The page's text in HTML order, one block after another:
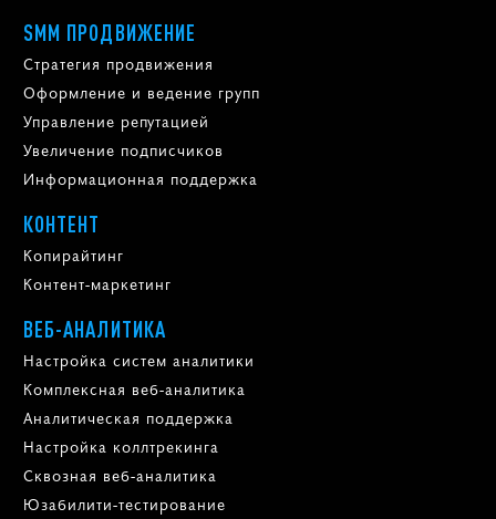
SMM ПРОДВИЖЕНИЕ
Стратегия продвижения
Оформление и ведение групп
Управление репутацией
Увеличение подписчиков
Информационная поддержка
КОНТЕНТ
Копирайтинг
Контент-маркетинг
ВЕБ-АНАЛИТИКА
Настройка систем аналитики
Комплексная веб-аналитика
Аналитическая поддержка
Настройка коллтрекинга
Сквозная веб-аналитика
Юзабилити-тестирование